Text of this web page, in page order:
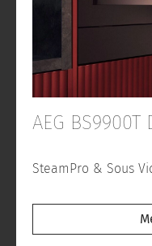
AEG
SteamPro & Sous